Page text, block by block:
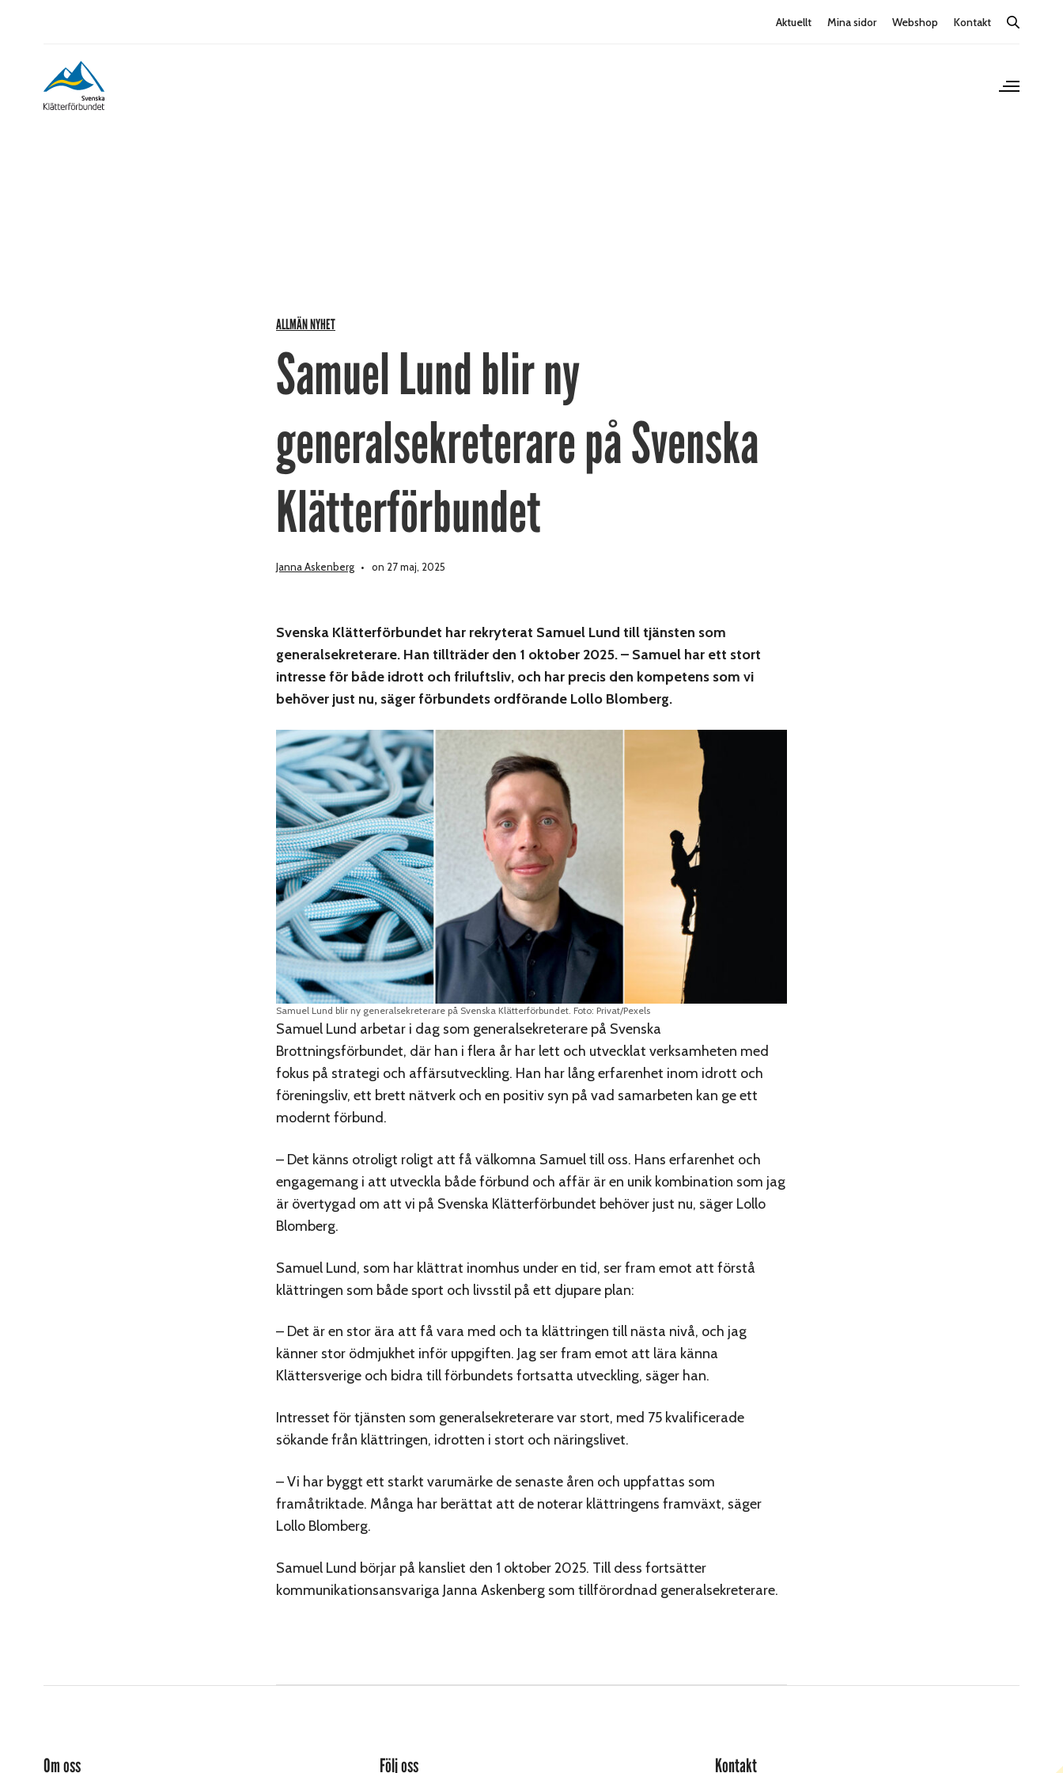
Aktuellt Mina sidor Webshop Kontakt
ALLMÄN NYHET
Samuel Lund blir ny
generalsekreterare på Svenska
Klätterförbundet
Janna Askenberg on 27 maj, 2025
Svenska Klätterförbundet har rekryterat Samuel Lund till tjänsten som
generalsekreterare. Han tillträder den 1 oktober 2025. – Samuel har ett stort
intresse för både idrott och friluftsliv, och har precis den kompetens som vi
behöver just nu, säger förbundets ordförande Lollo Blomberg.
Samuel Lund blir ny generalsekreterare på Svenska Klätterförbundet. Foto: Privat/Pexels
Samuel Lund arbetar i dag som generalsekreterare på Svenska
Brottningsförbundet, där han i flera år har lett och utvecklat verksamheten med
fokus på strategi och affärsutveckling. Han har lång erfarenhet inom idrott och
föreningsliv, ett brett nätverk och en positiv syn på vad samarbeten kan ge ett
modernt förbund.
– Det känns otroligt roligt att få välkomna Samuel till oss. Hans erfarenhet och
engagemang i att utveckla både förbund och affär är en unik kombination som jag
är övertygad om att vi på Svenska Klätterförbundet behöver just nu, säger Lollo
Blomberg.
Samuel Lund, som har klättrat inomhus under en tid, ser fram emot att förstå
klättringen som både sport och livsstil på ett djupare plan:
– Det är en stor ära att få vara med och ta klättringen till nästa nivå, och jag
känner stor ödmjukhet inför uppgiften. Jag ser fram emot att lära känna
Klättersverige och bidra till förbundets fortsatta utveckling, säger han.
Intresset för tjänsten som generalsekreterare var stort, med 75 kvalificerade
sökande från klättringen, idrotten i stort och näringslivet.
– Vi har byggt ett starkt varumärke de senaste åren och uppfattas som
framåtriktade. Många har berättat att de noterar klättringens framväxt, säger
Lollo Blomberg.
Samuel Lund börjar på kansliet den 1 oktober 2025. Till dess fortsätter
kommunikationsansvariga Janna Askenberg som tillförordnad generalsekreterare.
Om oss Följ oss Kontakt